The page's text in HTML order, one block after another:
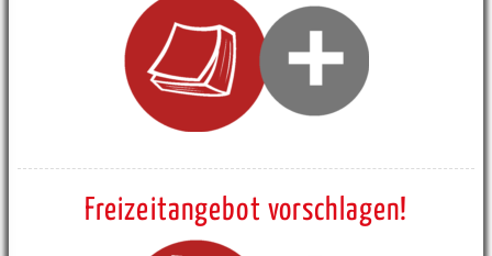
Freizeitangebot vorschlagen!